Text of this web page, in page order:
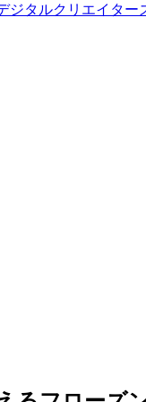
ジタルクリエイター